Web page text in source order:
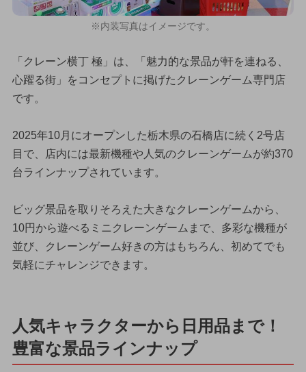
※内装写真はイメージです。
「クレーン横丁 極」は、「魅力的な景品が軒を連ねる、
心躍る街」をコンセプトに掲げたクレーンゲーム専門店
です。
2025年10月にオープンした栃木県の石橋店に続く2号店
目で、店内には最新機種や人気のクレーンゲームが約370
台ラインナップされています。
ビッグ景品を取りそろえた大きなクレーンゲームから、
10円から遊べるミニクレーンゲームまで、多彩な機種が
並び、クレーンゲーム好きの方はもちろん、初めてでも
気軽にチャレンジできます。
人気キャラクターから日用品まで！
豊富な景品ラインナップ